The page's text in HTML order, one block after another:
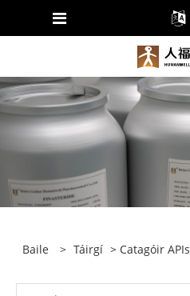
Baile > Táirgí > Catagóir APIs